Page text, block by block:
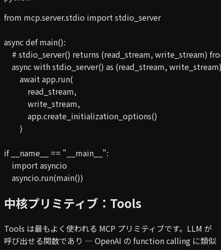
from mcp.server.stdio import stdio_server
async def main():
# stdio_server() returns (read_stream, write_stream)
async with stdio_server() as (read_stream,
        await app.run(
            read_stream,
            write_stream,
            app.create_initialization_options()
        )
if __name__ == "__main__":
    import asyncio
    asyncio.run(main())
中核プリミティブ：Tools
Tools は最もよく使われる MCP プリミティブです。LLM が
呼び出せる関数であり — OpenAI の function calling に類似